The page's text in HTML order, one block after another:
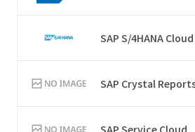
SAP S/4HANA Cloud
SAP Crystal
SAP Service Cloud